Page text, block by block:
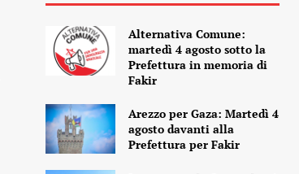
Alternativa Comune:
martedì 4 agosto sotto la
Prefettura in memoria di
Fakir
Arezzo per Gaza: Martedì 4
agosto davanti alla
Prefettura per Fakir